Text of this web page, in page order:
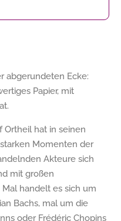
abgerundeten Ecke:
Papier, mit
Ortheil hat in seinen
Momenten der
Akteure sich
mit großen
handelt es sich um
Bachs, mal um die
oder Frédéric Chopins